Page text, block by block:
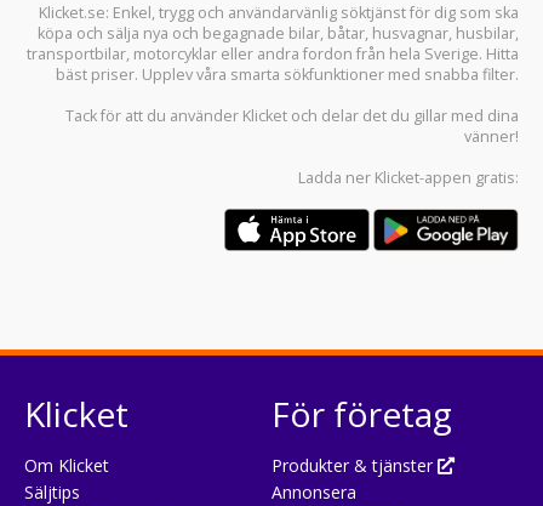
Klicket.se: Enkel, trygg och användarvänlig söktjänst för dig som ska
köpa och sälja nya och begagnade bilar, båtar, husvagnar, husbilar,
transportbilar, motorcyklar eller andra fordon från hela Sverige. Hitta
bäst priser. Upplev våra smarta sökfunktioner med snabba filter.
Tack för att du använder Klicket och delar det du gillar med dina
vänner!
Ladda ner Klicket-appen gratis:
Klicket
Om Klicket
Säljtips
För företag
Produkter & tjänster
Annonsera